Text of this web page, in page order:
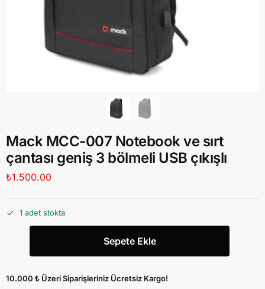
Mack MCC-007 Notebook ve sırt
çantası geniş 3 bölmeli USB çıkışlı
₺1.500.00
1 adet stokta
Sepete Ekle
10.000 ₺ Üzeri Siparişleriniz Ücretsiz Kargo!